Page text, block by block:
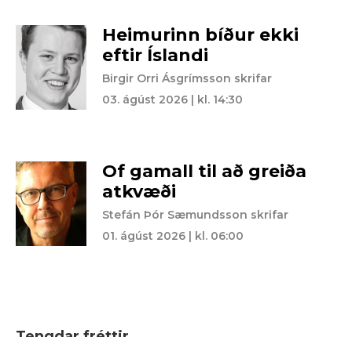
Heimurinn bíður ekki
eftir Íslandi
Birgir Orri Ásgrímsson skrifar
03. ágúst 2026 | kl. 14:30
Of gamall til að greiða
atkvæði
Stefán Þór Sæmundsson skrifar
01. ágúst 2026 | kl. 06:00